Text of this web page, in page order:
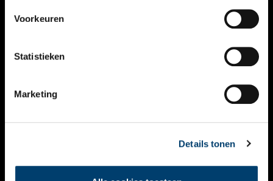
Voorkeuren
Statistieken
Marketing
Details tonen
KALENDER
THEMA’S
VIDEO’S
CONTACT